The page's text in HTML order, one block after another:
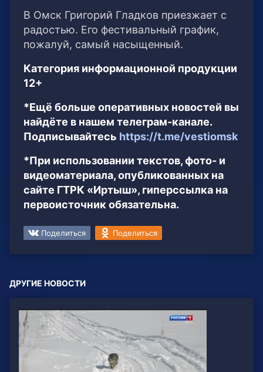
В Омск Григорий Гладков приезжает с
радостью. Его фестивальный график,
пожалуй, самый насыщенный.
Категория информационной продукции
12+
*Ещё больше оперативных новостей вы
найдёте в нашем телеграм-канале.
Подписывайтесь https://t.me/vestiomsk
*При использовании текстов, фото- и
видеоматериала, опубликованных на
сайте ГТРК «Иртыш», гиперссылка на
первоисточник обязательна.
Поделиться Поделиться
ДРУГИЕ НОВОСТИ